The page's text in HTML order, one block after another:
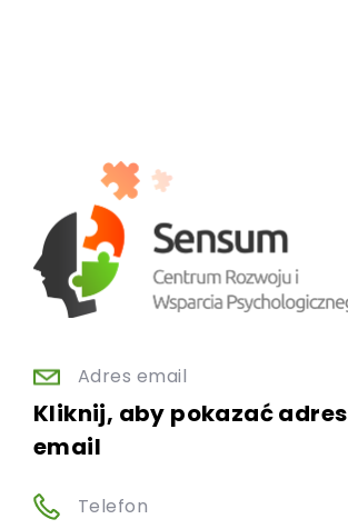
Adres email
Kliknij, aby pokazać adres
email
Telefon